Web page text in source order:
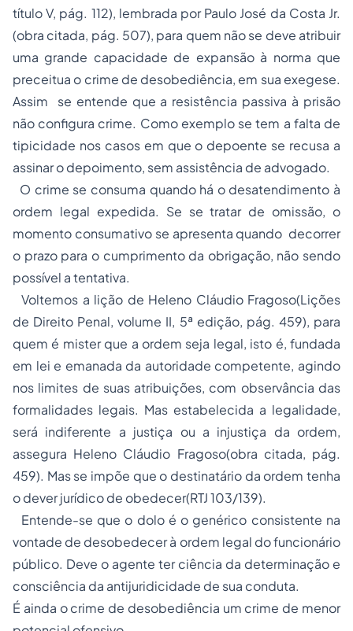
título V, pág. 112), lembrada por Paulo José da Costa Jr.
(obra citada, pág. 507), para quem não se deve atribuir
uma grande capacidade de expansão à norma que
preceitua o crime de desobediência, em sua exegese.
Assim se entende que a resistência passiva à prisão
não configura crime. Como exemplo se tem a falta de
tipicidade nos casos em que o depoente se recusa a
assinar o depoimento, sem assistência de advogado.
O crime se consuma quando há o desatendimento à
ordem legal expedida. Se se tratar de omissão, o
momento consumativo se apresenta quando decorrer
o prazo para o cumprimento da obrigação, não sendo
possível a tentativa.
Voltemos a lição de Heleno Cláudio Fragoso(Lições
de Direito Penal, volume II, 5ª edição, pág. 459), para
quem é mister que a ordem seja legal, isto é, fundada
em lei e emanada da autoridade competente, agindo
nos limites de suas atribuições, com observância das
formalidades legais. Mas estabelecida a legalidade,
será indiferente a justiça ou a injustiça da ordem,
assegura Heleno Cláudio Fragoso(obra citada, pág.
459). Mas se impõe que o destinatário da ordem tenha
o dever jurídico de obedecer(RTJ 103/139).
Entende-se que o dolo é o genérico consistente na
vontade de desobedecer à ordem legal do funcionário
público. Deve o agente ter ciência da determinação e
consciência da antijuridicidade de sua conduta.
É ainda o crime de desobediência um crime de menor